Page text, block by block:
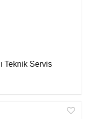
Teknik Servis